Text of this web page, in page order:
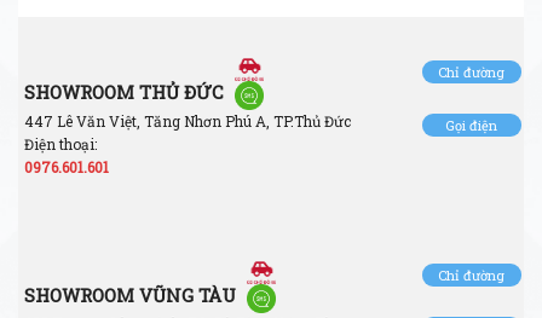
SHOWROOM THỦ ĐỨC
447 Lê Văn Việt, Tăng Nhơn Phú A, TP.Thủ Đức
Điện thoại:
0976.601.601
Chỉ đường
Gọi điện
SHOWROOM VŨNG TÀU
Chỉ đường